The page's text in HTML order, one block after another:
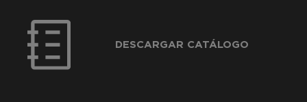
DESCARGAR CATÁLOGO